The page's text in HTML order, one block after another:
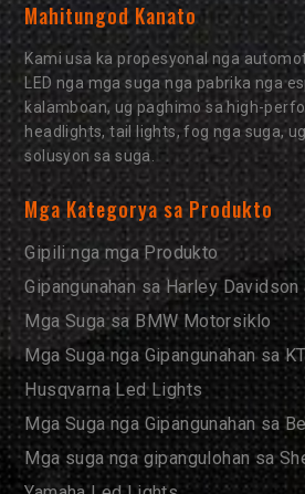
Mahitungod Kanato
Kami usa ka propesyonal nga
LED nga mga suga nga pabrika nga
kalamboan, ug paghimo sa high-
headlights, tail lights, fog nga suga,
solusyon sa suga.
Mga Kategorya sa Produkto
Gipili nga mga Produkto
Gipangunahan sa Harley
Mga Suga sa BMW Motorsiklo
Mga Suga nga Gipangunahan sa
Husqvarna Led Lights
Mga Suga nga Gipangunahan sa
Mga suga nga gipangulohan sa